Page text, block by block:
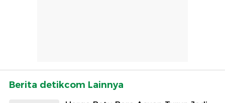
Berita detikcom Lainnya